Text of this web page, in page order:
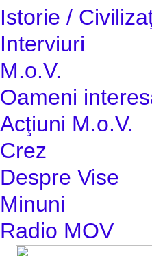
Istorie /
Interviuri
M.o.V.
Oameni
Acţiuni M.o.V.
Crez
Despre Vise
Minuni
Radio MOV